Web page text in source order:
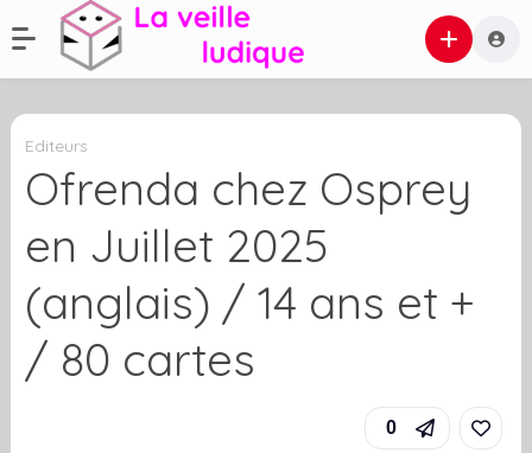
Editeurs
Ofrenda chez Osprey
en Juillet 2025
(anglais) / 14 ans et +
/ 80 cartes
0